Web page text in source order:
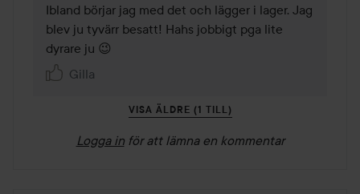
Ibland börjar jag med det och lägger i lager. Jag
blev ju tyvärr besatt! Hahs jobbigt pga lite
dyrare ju 😉
Gilla
VISA ÄLDRE (1 TILL)
Logga in för att lämna en kommentar